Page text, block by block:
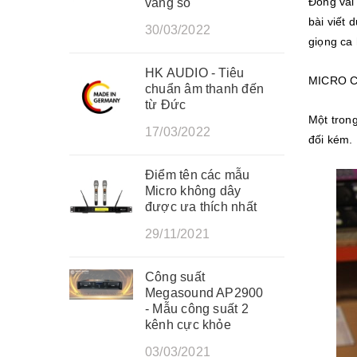
vang số
30/03/2022
HK AUDIO - Tiêu
chuẩn âm thanh đến
từ Đức
17/03/2022
Điểm tên các mẫu
Micro không dây
được ưa thích nhất
29/11/2021
Công suất
Megasound AP2900
- Mẫu công suất 2
kênh cực khỏe
03/03/2021
bài viết
giọng ca
MICRO
Một
đối kém.